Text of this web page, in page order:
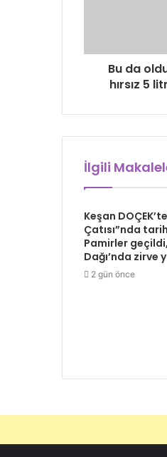
Bu da
hırsız 5
İlgili
Keşan
Çatısı”nda
Pamirler geçildi,
Dağı’nda zirve
2 gün önce